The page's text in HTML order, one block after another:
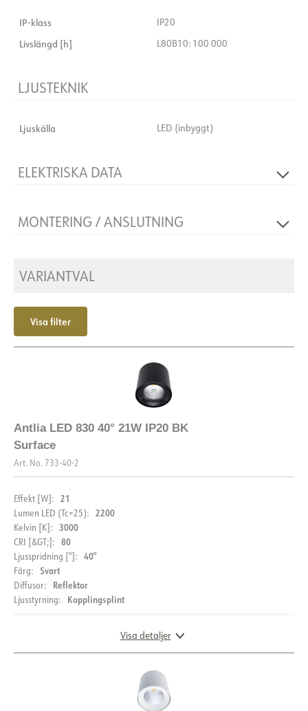
IP-klass IP20
Livslängd [h] L80B10: 100 000
LJUSTEKNIK
Ljuskälla LED (inbyggt)
ELEKTRISKA DATA
Spänning [V] 230V 50Hz
MONTERING / ANSLUTNING
VARIANTVAL
Visa filter
Antlia LED 830 40° 21W IP20 BK
Surface
Art. No. 733-40-2
Effekt [W]: 21
Lumen LED (Tc=25): 2200
Kelvin [K]: 3000
CRI [&GT;]: 80
Ljusspridning [°]: 40°
Färg: Svart
Diffusor: Reflektor
Ljusstyrning: Kopplingsplint
Visa detaljer